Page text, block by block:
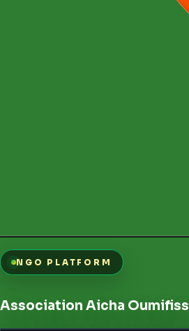
NGO PLATFORM
Association Aicha Oumifiss